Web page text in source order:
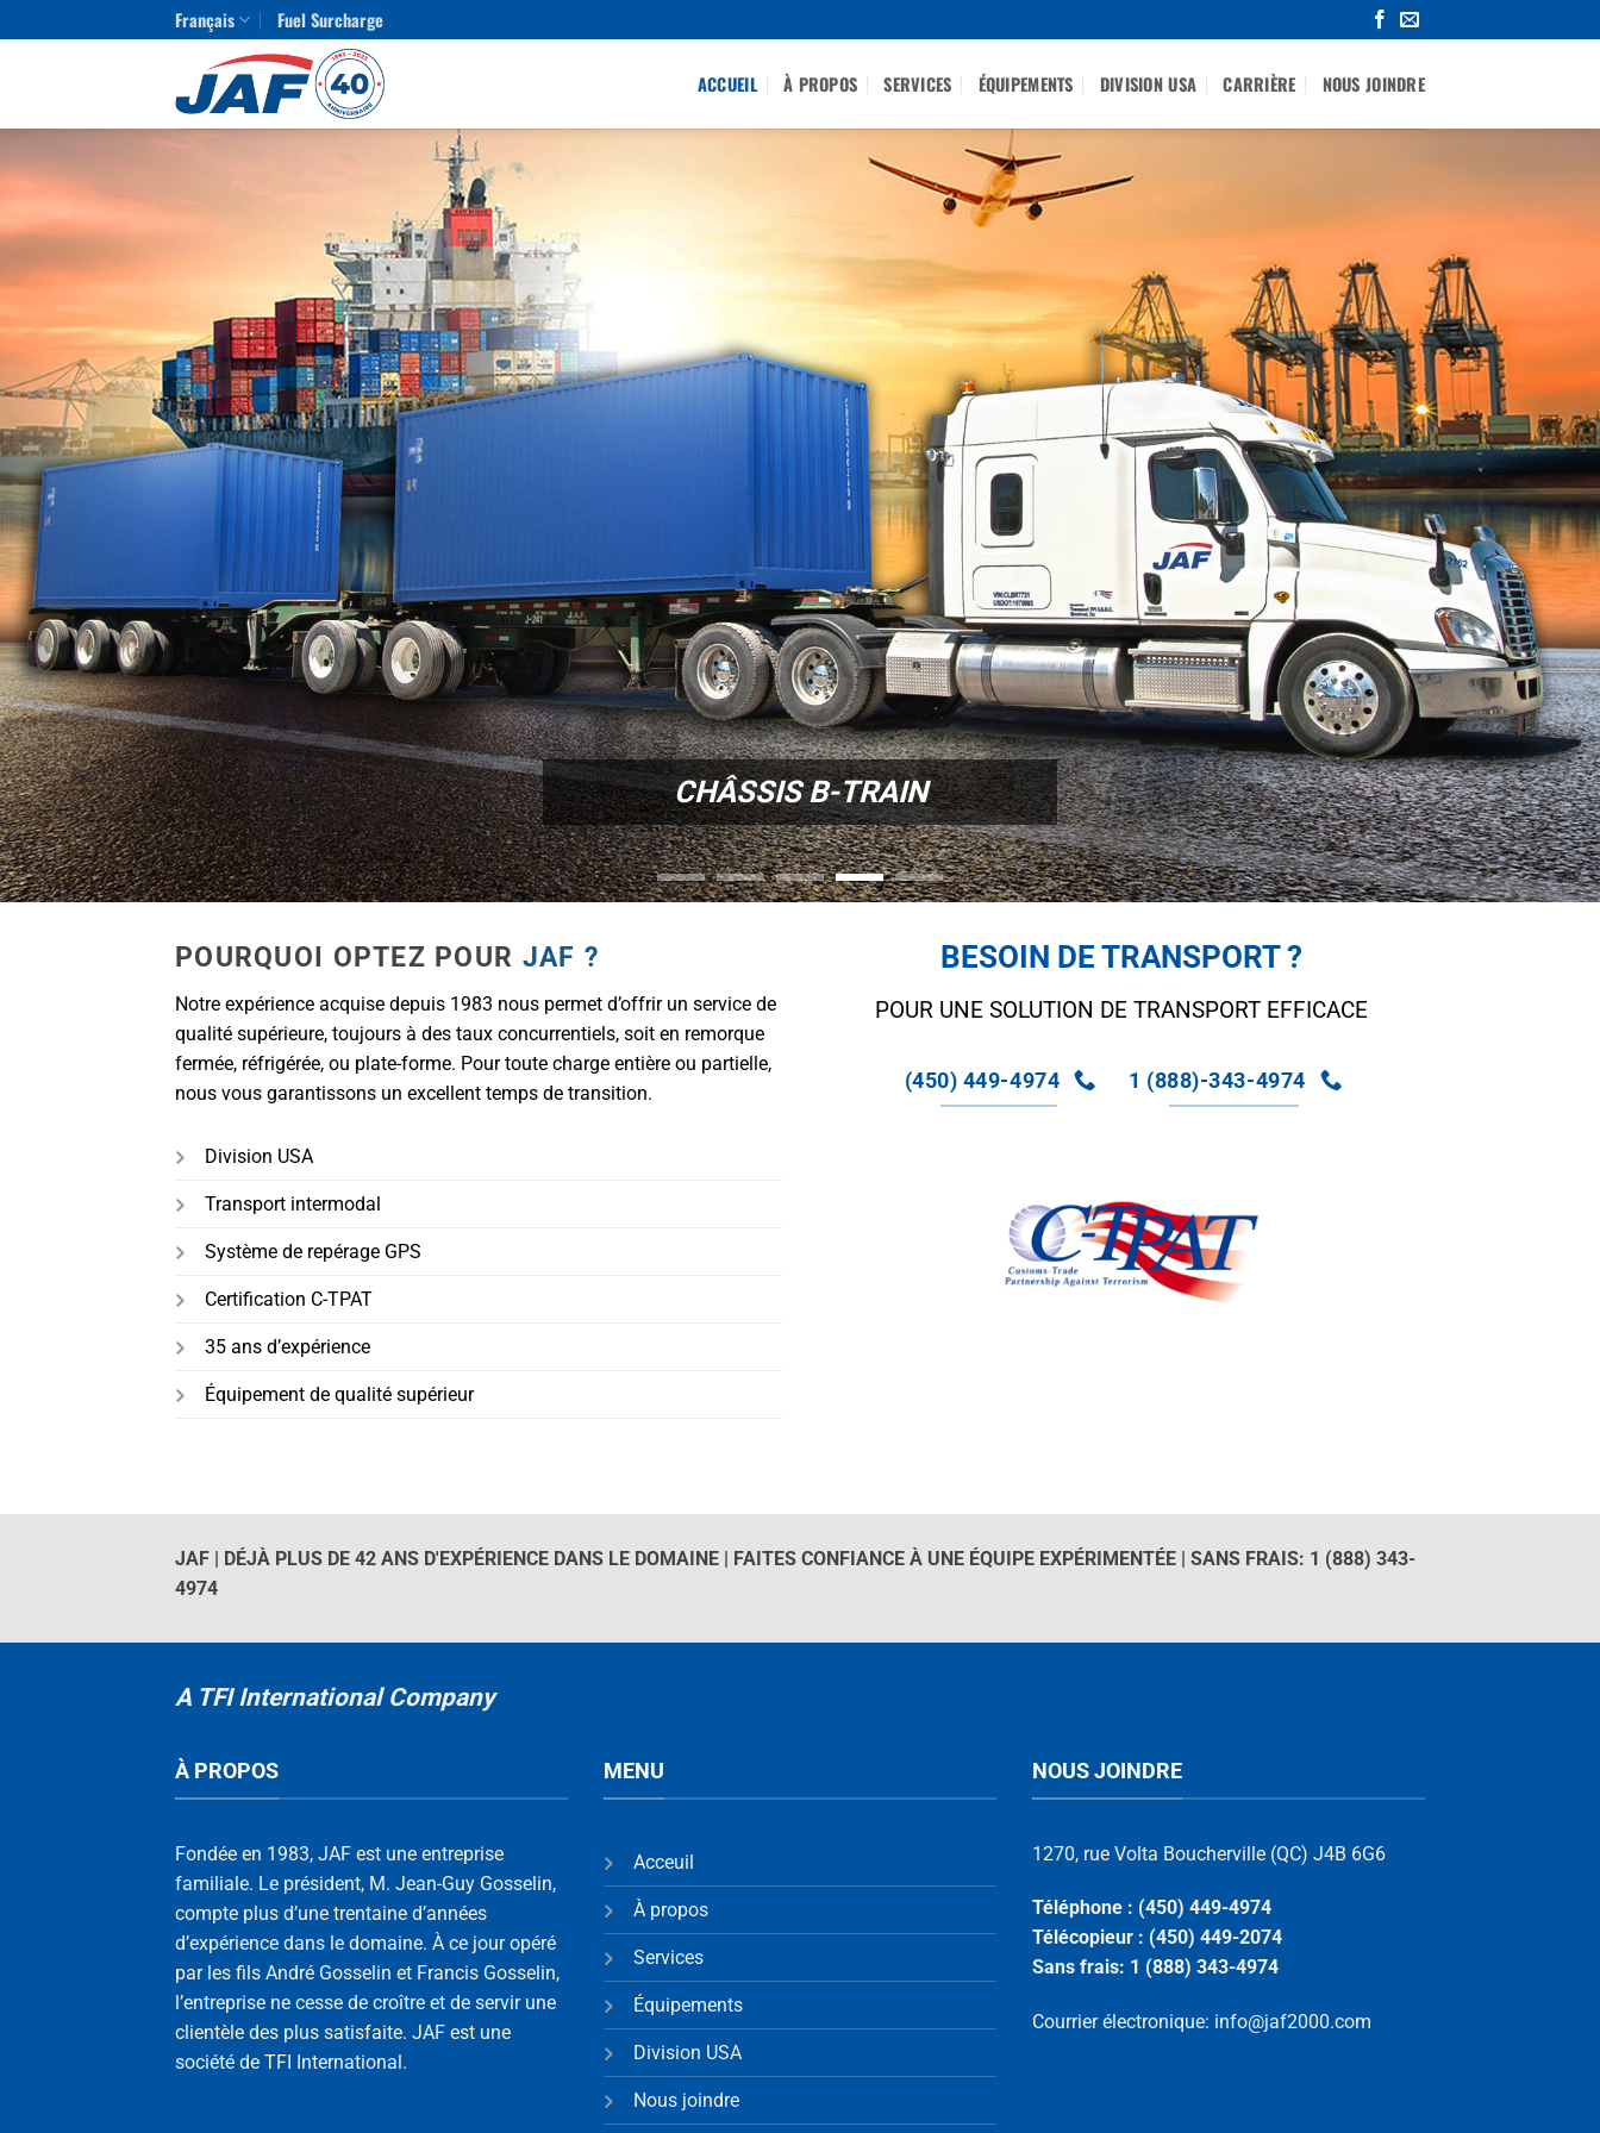
to
Français Fuel Surcharge
ACCUEIL À PROPOS SERVICES ÉQUIPEMENTS DIVISION USA CARRIÈRE NOUS JOINDRE
CHÂSSIS B-TRAIN
POURQUOI OPTEZ POUR JAF ?
Notre expérience acquise depuis 1983 nous permet d’offrir un service de
qualité supérieure, toujours à des taux concurrentiels, soit en remorque
fermée, réfrigérée, ou plate-forme. Pour toute charge entière ou partielle,
nous vous garantissons un excellent temps de transition.
Division USA
Transport intermodal
Système de repérage GPS
Certification C-TPAT
35 ans d’expérience
Équipement de qualité supérieur
BESOIN DE TRANSPORT ?
POUR UNE SOLUTION DE TRANSPORT EFFICACE
(450) 449-4974 1 (888)-343-4974
JAF | DÉJÀ PLUS DE 42 ANS D'EXPÉRIENCE DANS LE DOMAINE | FAITES CONFIANCE À UNE ÉQUIPE EXPÉRIMENTÉE | SANS FRAIS: 1 (888) 343-
4974
A TFI International Company
À PROPOS
Fondée en 1983, JAF est une entreprise
familiale. Le président, M. Jean-Guy Gosselin,
compte plus d’une trentaine d’années
d’expérience dans le domaine. À ce jour opéré
par les fils André Gosselin et Francis Gosselin,
l’entreprise ne cesse de croître et de servir une
clientèle des plus satisfaite. JAF est une
société de TFI International.
MENU
Acceuil
À propos
Services
Équipements
Division USA
Nous joindre
NOUS JOINDRE
1270, rue Volta Boucherville (QC) J4B 6G6
Téléphone : (450) 449-4974
Télécopieur : (450) 449-2074
Sans frais: 1 (888) 343-4974
Courrier électronique: info@jaf2000.com